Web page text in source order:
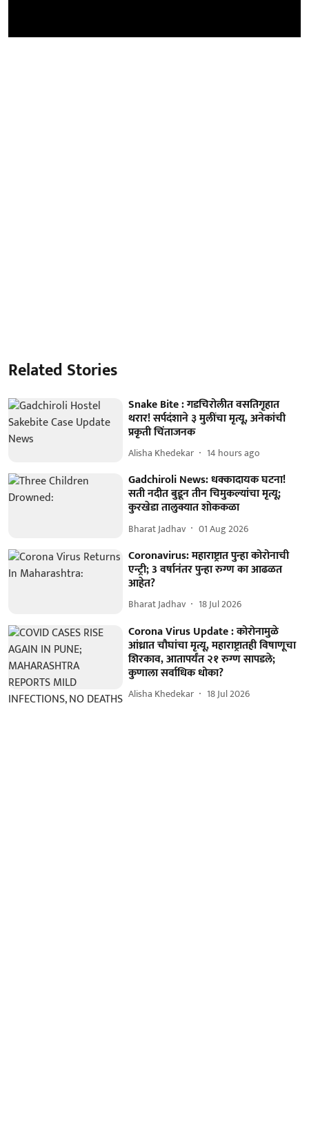
Related Stories
Snake Bite : गडचिरोलीत वसतिगृहात
थरार! सर्पदंशाने ३ मुलींचा मृत्यू, अनेकांची
प्रकृती चिंताजनक
Alisha Khedekar 14 hours ago
Gadchiroli News: धक्कादायक घटना!
सती नदीत बुडून तीन चिमुकल्यांचा मृत्यू;
कुरखेडा तालुक्यात शोककळा
Bharat Jadhav 01 Aug 2026
Coronavirus: महाराष्ट्रात पुन्हा कोरोनाची
एन्ट्री; 3 वर्षानंतर पुन्हा रुग्ण का आढळत
आहेत?
Bharat Jadhav 18 Jul 2026
Corona Virus Update : कोरोनामुळे
आंध्रात चौघांचा मृत्यू, महाराष्ट्रातही विषाणूचा
शिरकाव, आतापर्यंत २१ रुग्ण सापडले;
कुणाला सर्वाधिक धोका?
Alisha Khedekar 18 Jul 2026